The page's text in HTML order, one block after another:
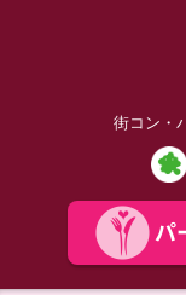
街コン・